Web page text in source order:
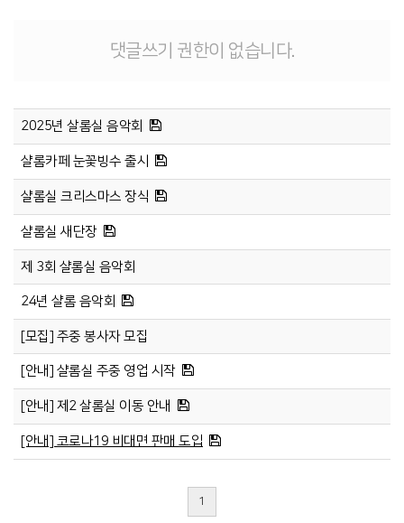
댓글쓰기 권한이 없습니다.
2025년 살롬실 음악회
샬롬카페 눈꽃빙수 출시
샬롬실 크리스마스 장식
샬롬실 새단장
제 3회 샬롬실 음악회
24년 샬롬 음악회
[모집] 주중 봉사자 모집
[안내] 샬롬실 주중 영업 시작
[안내] 제2 살롬실 이동 안내
[안내] 코로나19 비대면 판매 도입
1